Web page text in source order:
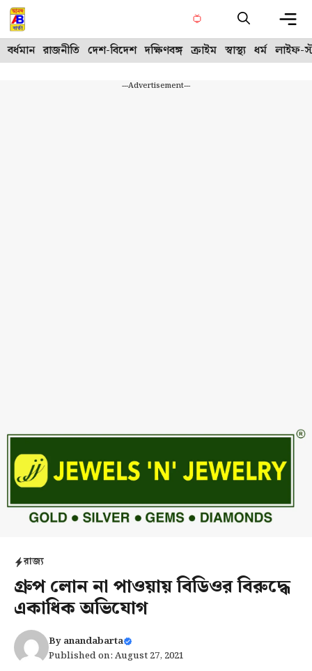
Skip
to
content
বর্ধমান রাজনীতি দেশ-বিদেশ দক্ষিণবঙ্গ ক্রাইম স্বাস্থ্য ধর্ম লাইফ-
---Advertisement---
রাজ্য
গ্রুপ লোন না পাওয়ায় বিডিওর বিরুদ্ধে
একাধিক অভিযোগ
Byanandabarta
Published on: August 27, 2021